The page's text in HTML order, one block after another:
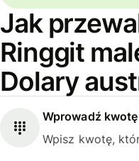
Jak
Ringgit
Dolary
Wprowadź kwotę
Wpisz kwotę,